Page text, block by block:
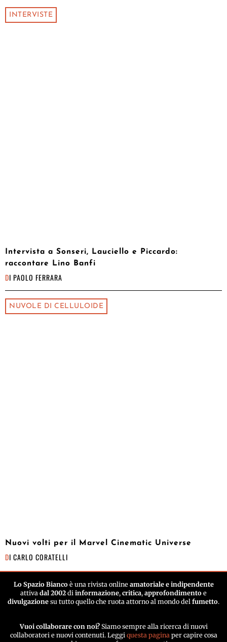
INTERVISTE
Intervista a Sonseri, Lauciello e Piccardo:
raccontare Lino Banfi
DI PAOLO FERRARA
NUVOLE DI CELLULOIDE
Nuovi volti per il Marvel Cinematic Universe
DI CARLO CORATELLI
Lo Spazio Biancoè una rivista online amatoriale e indipendente
attiva dal 2002 di informazione, critica, approfondimento e
divulgazione su tutto quello che ruota attorno al mondo del fumetto.
Vuoi collaborare con noi? Siamo sempre alla ricerca di nuovi
collaboratori e nuovi contenuti. Leggi questa paginaper capire cosa